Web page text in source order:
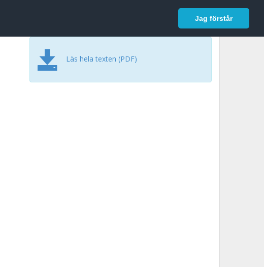
Jag förstår
Logga in
Läs hela texten (PDF)